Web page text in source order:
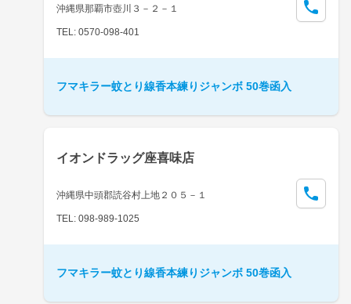
沖縄県那覇市壺川３－２－１
TEL: 0570-098-401
フマキラー蚊とり線香本練りジャンボ 50巻函入
イオンドラッグ座喜味店
沖縄県中頭郡読谷村上地２０５－１
TEL: 098-989-1025
フマキラー蚊とり線香本練りジャンボ 50巻函入